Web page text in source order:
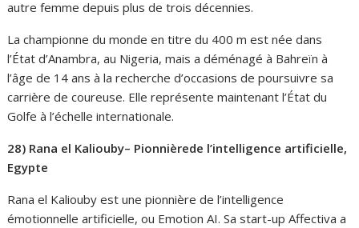
autre femme depuis plus de trois décennies.
La championne du monde en titre du 400 m est née dans
l’État d’Anambra, au Nigeria, mais a déménagé à Bahreïn à
l’âge de 14 ans à la recherche d’occasions de poursuivre sa
carrière de coureuse. Elle représente maintenant l’État du
Golfe à l’échelle internationale.
28) Rana el Kaliouby– Pionnièrede l’intelligence artificielle,
Egypte
Rana el Kaliouby est une pionnière de l’intelligence
émotionnelle artificielle, ou Emotion AI. Sa start-up Affectiva a